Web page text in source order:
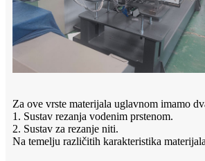
Za ove vrste materijala uglavnom imamo
1. Sustav rezanja vodenim prstenom.
2. Sustav za rezanje niti.
Na temelju različitih karakteristika